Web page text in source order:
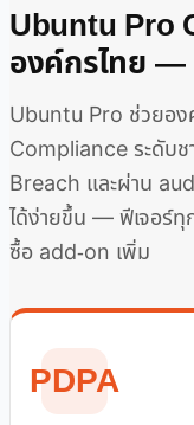
Ubuntu Pro
องค์กรไทย —
Ubuntu Pro ช่วยอง
Compliance ระดับช
Breach และผ่าน
ได้ง่ายขึ้น — ฟีเจอร์
ซื้อ add-on เพิ่ม
PDPA